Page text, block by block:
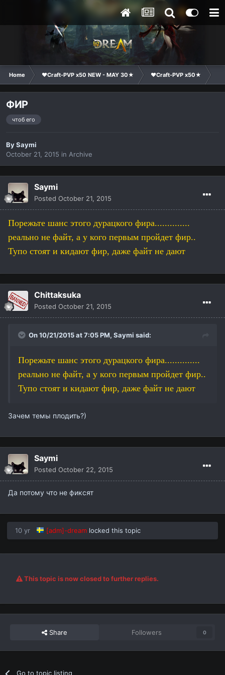
Home ❤Craft-PVP x50 NEW - MAY 30★ ❤Craft-PVP x50★
ФИР
чтоб его
BySaymi
October 21, 2015 in Archive
Saymi
Posted October 21, 2015
Порежьте шанс этого дурацкого фира..............
реально не файт, а у кого первым пройдет фир..
Тупо стоят и кидают фир, даже файт не дают
Chittaksuka
Posted October 21, 2015
On 10/21/2015 at 7:05 PM, Saymi said:
Порежьте шанс этого дурацкого фира..............
реально не файт, а у кого первым пройдет фир..
Тупо стоят и кидают фир, даже файт не дают
Зачем темы плодить?)
Saymi
Posted October 22, 2015
Да потому что не фиксят
10 yr [adm]-dream locked this topic
This topic is now closed to further replies.
Share Followers 0
Go to topic listing